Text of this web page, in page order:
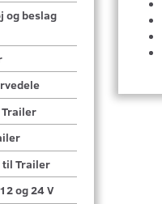
og beslag
til Trailer
og 24 V